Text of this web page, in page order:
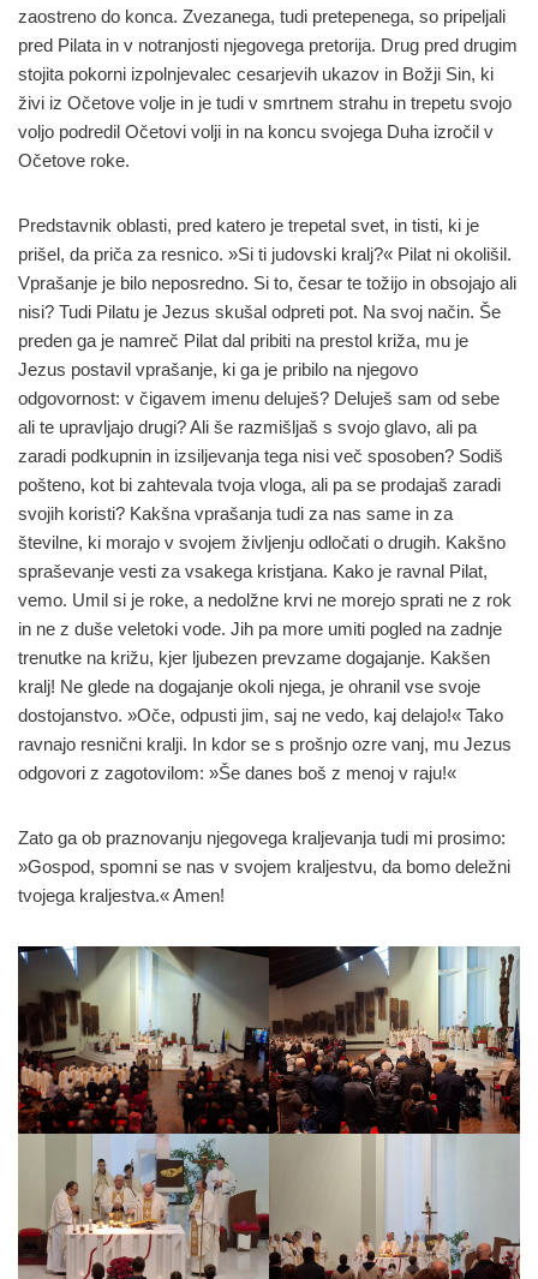
zaostreno do konca. Zvezanega, tudi pretepenega, so pripeljali
pred Pilata in v notranjosti njegovega pretorija. Drug pred drugim
stojita pokorni izpolnjevalec cesarjevih ukazov in Božji Sin, ki
živi iz Očetove volje in je tudi v smrtnem strahu in trepetu svojo
voljo podredil Očetovi volji in na koncu svojega Duha izročil v
Očetove roke.
Predstavnik oblasti, pred katero je trepetal svet, in tisti, ki je
prišel, da priča za resnico. »Si ti judovski kralj?« Pilat ni okolišil.
Vprašanje je bilo neposredno. Si to, česar te tožijo in obsojajo ali
nisi? Tudi Pilatu je Jezus skušal odpreti pot. Na svoj način. Še
preden ga je namreč Pilat dal pribiti na prestol križa, mu je
Jezus postavil vprašanje, ki ga je pribilo na njegovo
odgovornost: v čigavem imenu deluješ? Deluješ sam od sebe
ali te upravljajo drugi? Ali še razmišljaš s svojo glavo, ali pa
zaradi podkupnin in izsiljevanja tega nisi več sposoben? Sodiš
pošteno, kot bi zahtevala tvoja vloga, ali pa se prodajaš zaradi
svojih koristi? Kakšna vprašanja tudi za nas same in za
številne, ki morajo v svojem življenju odločati o drugih. Kakšno
spraševanje vesti za vsakega kristjana. Kako je ravnal Pilat,
vemo. Umil si je roke, a nedolžne krvi ne morejo sprati ne z rok
in ne z duše veletoki vode. Jih pa more umiti pogled na zadnje
trenutke na križu, kjer ljubezen prevzame dogajanje. Kakšen
kralj! Ne glede na dogajanje okoli njega, je ohranil vse svoje
dostojanstvo. »Oče, odpusti jim, saj ne vedo, kaj delajo!« Tako
ravnajo resnični kralji. In kdor se s prošnjo ozre vanj, mu Jezus
odgovori z zagotovilom: »Še danes boš z menoj v raju!«
Zato ga ob praznovanju njegovega kraljevanja tudi mi prosimo:
»Gospod, spomni se nas v svojem kraljestvu, da bomo deležni
tvojega kraljestva.« Amen!